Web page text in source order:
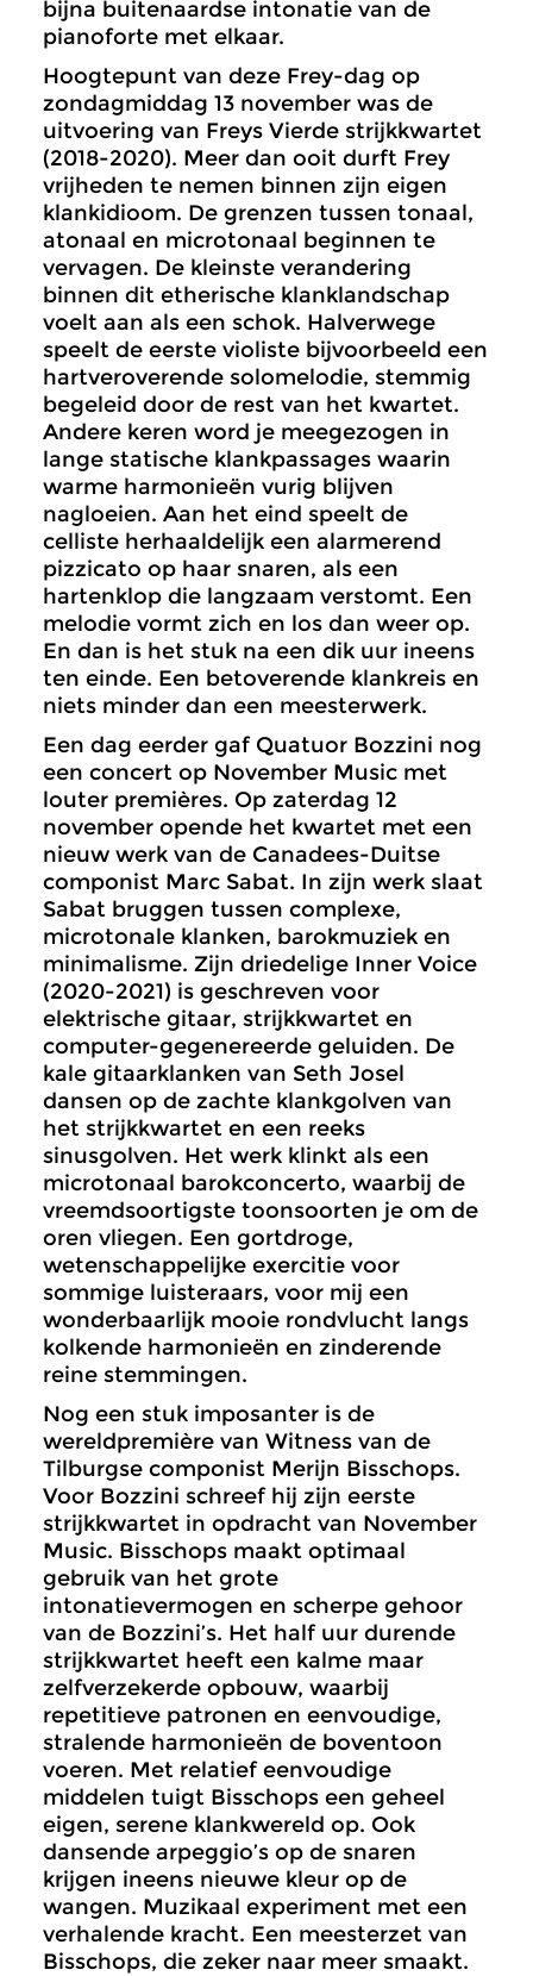
bijna buitenaardse intonatie van de
pianoforte met elkaar.
Hoogtepunt van deze Frey-dag op
zondagmiddag 13 november was de
uitvoering van Freys Vierde strijkkwartet
(2018-2020). Meer dan ooit durft Frey
vrijheden te nemen binnen zijn eigen
klankidioom. De grenzen tussen tonaal,
atonaal en microtonaal beginnen te
vervagen. De kleinste verandering
binnen dit etherische klanklandschap
voelt aan als een schok. Halverwege
speelt de eerste violiste bijvoorbeeld een
hartveroverende solomelodie, stemmig
begeleid door de rest van het kwartet.
Andere keren word je meegezogen in
lange statische klankpassages waarin
warme harmonieën vurig blijven
nagloeien. Aan het eind speelt de
celliste herhaaldelijk een alarmerend
pizzicato op haar snaren, als een
hartenklop die langzaam verstomt. Een
melodie vormt zich en los dan weer op.
En dan is het stuk na een dik uur ineens
ten einde. Een betoverende klankreis en
niets minder dan een meesterwerk.
Een dag eerder gaf Quatuor Bozzini nog
een concert op November Music met
louter premières. Op zaterdag 12
november opende het kwartet met een
nieuw werk van de Canadees-Duitse
componist Marc Sabat. In zijn werk slaat
Sabat bruggen tussen complexe,
microtonale klanken, barokmuziek en
minimalisme. Zijn driedelige Inner Voice
(2020-2021) is geschreven voor
elektrische gitaar, strijkkwartet en
computer-gegenereerde geluiden. De
kale gitaarklanken van Seth Josel
dansen op de zachte klankgolven van
het strijkkwartet en een reeks
sinusgolven. Het werk klinkt als een
microtonaal barokconcerto, waarbij de
vreemdsoortigste toonsoorten je om de
oren vliegen. Een gortdroge,
wetenschappelijke exercitie voor
sommige luisteraars, voor mij een
wonderbaarlijk mooie rondvlucht langs
kolkende harmonieën en zinderende
reine stemmingen.
Nog een stuk imposanter is de
wereldpremière van Witness van de
Tilburgse componist Merijn Bisschops.
Voor Bozzini schreef hij zijn eerste
strijkkwartet in opdracht van November
Music. Bisschops maakt optimaal
gebruik van het grote
intonatievermogen en scherpe gehoor
van de Bozzini’s. Het half uur durende
strijkkwartet heeft een kalme maar
zelfverzekerde opbouw, waarbij
repetitieve patronen en eenvoudige,
stralende harmonieën de boventoon
voeren. Met relatief eenvoudige
middelen tuigt Bisschops een geheel
eigen, serene klankwereld op. Ook
dansende arpeggio’s op de snaren
krijgen ineens nieuwe kleur op de
wangen. Muzikaal experiment met een
verhalende kracht. Een meesterzet van
Bisschops, die zeker naar meer smaakt.